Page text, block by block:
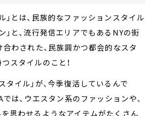
」とは、民族的なファッションスタイル
」と、流行発信エリアでもあるNYの街
合わされた、民族調かつ都会的なスタ
スタイルのこと！
タイル」が、今季復活しているんで
は、ウエスタン系のファッションや、
思わせるようなアイテムがたくさん